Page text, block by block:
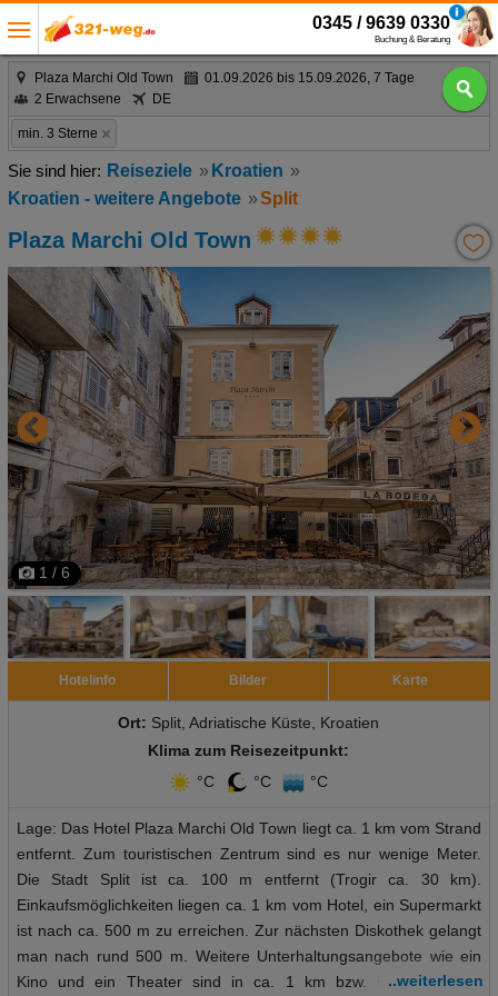
0345 / 9639 0330
Buchung & Beratung
Plaza Marchi Old Town
01.09.2026 bis 15.09.2026, 7 Tage
2 Erwachsene
DE
min. 3 Sterne
Reiseziele
Kroatien
Kroatien - weitere Angebote
Split
Plaza Marchi Old Town
1 / 6
Hotelinfo Bilder Karte
Ort: Split, Adriatische Küste, Kroatien
Klima zum Reisezeitpunkt:
°C
°C °C
Lage: Das Hotel Plaza Marchi Old Town liegt ca. 1 km vom Strand
entfernt. Zum touristischen Zentrum sind es nur wenige Meter.
Die Stadt Split ist ca. 100 m entfernt (Trogir ca. 30 km).
Einkaufsmöglichkeiten liegen ca. 1 km vom Hotel, ein Supermarkt
ist nach ca. 500 m zu erreichen. Zur nächsten Diskothek gelangt
man nach rund 500 m. Weitere Unterhaltungsangebote wie ein
Kino und ein Theater sind in ca. 1 km bzw. in ca. 500 m
..weiterlesen